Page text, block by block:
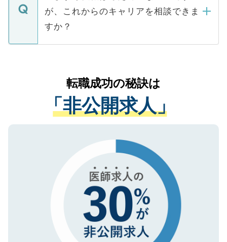
みを人材紹介会社に依頼するケースが増え
ています。
などで収集したご登録者様の個人情報は、
ご本人のキャリアアップおよび転職活動の
支援を目的に使用いたします。お預かりし
ているすべての個人データはご本人の許可
は、個人情報の取り扱いについての厳密な
管理基準を満たした事業者のみに付与され
る、プライバシーマークを取得済みです。
で、機密保持に関してもご安心ください。
が、これからのキャリアを相談できま
すか？
かがいして、現在の医療機関の状況や紹介
経験をまじえながら、適切なアドバイスを
させていただきます。すぐにご転職をされ
ない方には、長期的なサポートが可能です
ので、まずはご登録ください。
転職成功の秘訣は
「非公開求人」